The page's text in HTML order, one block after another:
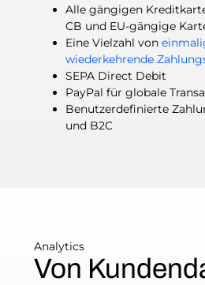
Alle gängigen
CB und EU-gängige
Eine Vielzahl von
wiederkehrende
SEPA Direct Debit
PayPal für globale
Benutzerdefinierte
und B2C
Analytics
Von